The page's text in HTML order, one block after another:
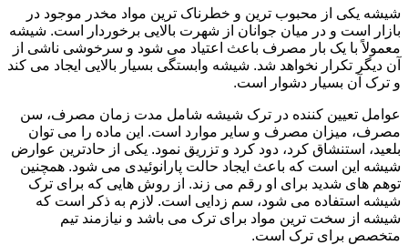
شیشه یکی از محبوب ترین و خطرناک ترین مواد مخدر موجود در
بازار است و در میان جوانان از شهرت بالایی برخوردار است. شیشه
معمولاً با یک بار مصرف باعث اعتیاد می شود و سرخوشی ناشی از
آن دیگر تکرار نخواهد شد. شیشه وابستگی بسیار بالایی ایجاد می کند
و ترک آن بسیار دشوار است.
عوامل تعیین کننده در ترک شیشه شامل مدت زمان مصرف، سن
مصرف، میزان مصرف و سایر موارد است. این ماده را می توان
بلعید، استنشاق کرد، دود کرد و تزریق نمود. یکی از حادترین عوارض
شیشه این است که باعث ایجاد حالت پارانوئیدی می شود. همچنین
توهم های شدید برای او رقم می زند. از روش هایی که برای ترک
شیشه استفاده می شود، سم زدایی است. لازم به ذکر است که
شیشه از سخت ترین مواد برای ترک می باشد و نیازمند تیم
متخصص برای ترک است.